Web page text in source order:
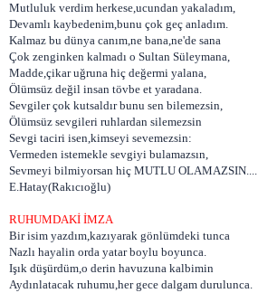
Mutluluk verdim herkese,ucundan yakaladım,
Devamlı kaybedenim,bunu çok geç anladım.
Kalmaz bu dünya canım,ne bana,ne'de sana
Çok zenginken kalmadı o Sultan Süleymana,
Madde,çikar uğruna hiç değermi yalana,
Ölümsüz değil insan tövbe et yaradana.
Sevgiler çok kutsaldır bunu sen bilemezsin,
Ölümsüz sevgileri ruhlardan silemezsin
Sevgi taciri isen,kimseyi sevemezsin:
Vermeden istemekle sevgiyi bulamazsın,
Sevmeyi bilmiyorsan hiç MUTLU OLAMAZSIN....
E.Hatay(Rakıcıoğlu)
RUHUMDAKİ İMZA
Bir isim yazdım,kazıyarak gönlümdeki tunca
Nazlı hayalin orda yatar boylu boyunca.
Işık düşürdüm,o derin havuzuna kalbimin
Aydınlatacak ruhumu,her gece dalgam durulunca.